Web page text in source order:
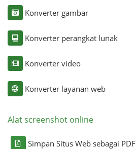
Konverter gambar
Konverter perangkat lunak
Konverter video
Konverter layanan web
Alat screenshot online
Simpan Situs Web sebagai PDF